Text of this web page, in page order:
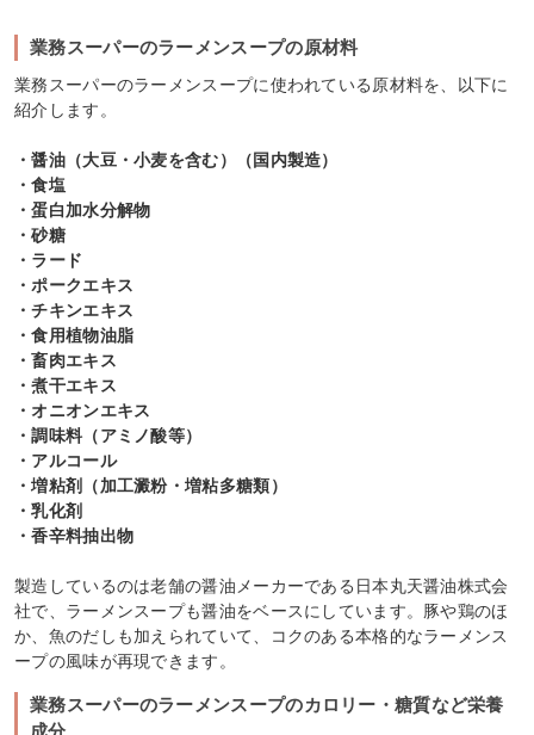
業務スーパーのラーメンスープの原材料
業務スーパーのラーメンスープに使われている原材料を、以下に
紹介します。
・醤油（大豆・小麦を含む）（国内製造）
・食塩
・蛋白加水分解物
・砂糖
・ラード
・ポークエキス
・チキンエキス
・食用植物油脂
・畜肉エキス
・煮干エキス
・オニオンエキス
・調味料（アミノ酸等）
・アルコール
・増粘剤（加工澱粉・増粘多糖類）
・乳化剤
・香辛料抽出物
製造しているのは老舗の醤油メーカーである日本丸天醤油株式会
社で、ラーメンスープも醤油をベースにしています。豚や鶏のほ
か、魚のだしも加えられていて、コクのある本格的なラーメンス
ープの風味が再現できます。
業務スーパーのラーメンスープのカロリー・糖質など栄養
成分